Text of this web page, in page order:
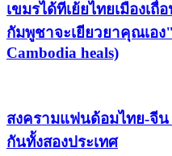
เขมรได้ทีเย้ยไทยเมืองเ
กัมพูชาจะเยียวยาคุณเอง
Cambodia heals)
สงครามแฟนด้อมไทย-จี
กันทั้งสองประเทศ